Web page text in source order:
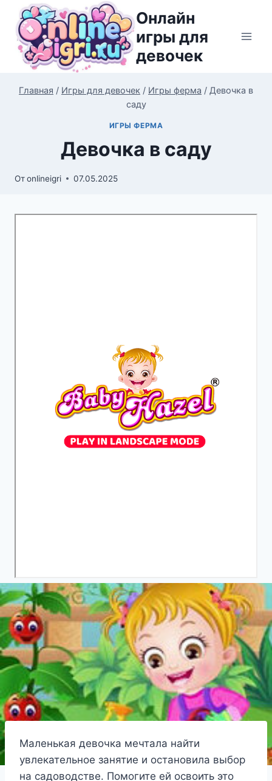
Перейти
содержимому
Онлайн
игры для
девочек
Главная / Игры для девочек / Игры ферма / Девочка в
саду
ИГРЫ ФЕРМА
Девочка в саду
Отonlineigri 07.05.2025
Маленькая девочка мечтала найти
увлекательное занятие и остановила выбор
на садоводстве. Помогите ей освоить это